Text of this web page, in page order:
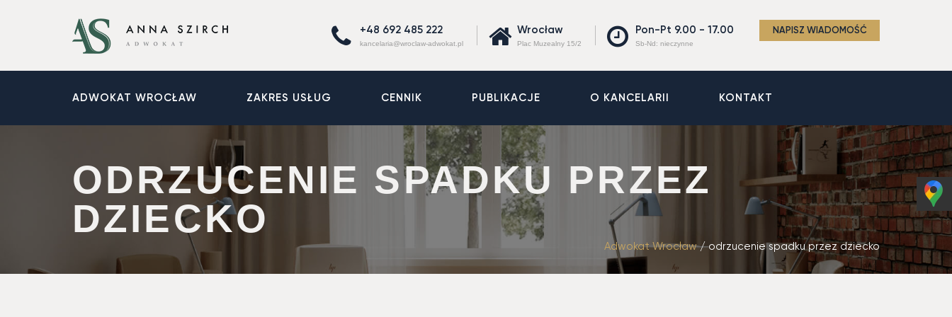
+48 692 485 222
kancelaria@wroclaw-adwokat.pl
Wrocław
Plac Muzealny 15/2
Pon-Pt 9.00 - 17.00
Sb-Nd: nieczynne
NAPISZ WIADOMOŚĆ
ADWOKAT WROCŁAW ZAKRES USŁUG CENNIK PUBLIKACJE O KANCELARII KONTAKT
ODRZUCENIE SPADKU PRZEZ
DZIECKO
Adwokat Wrocław/odrzucenie spadku przez dziecko